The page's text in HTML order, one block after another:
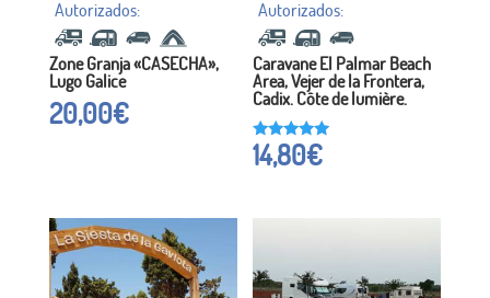
Zone Granja «CASECHA»,
Lugo Galice
20,00€
Caravane El Palmar Beach
Area, Vejer de la Frontera,
Cadix. Côte de lumière.
Noté à
5h00
14,80€